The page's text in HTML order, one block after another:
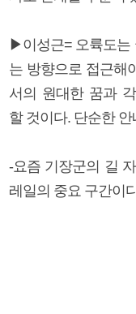
▶이성근= 오륙도는
는 방향으로 접근해
서의 원대한 꿈과
할 것이다. 단순한
-요즘 기장군의 길
레일의 중요 구간이